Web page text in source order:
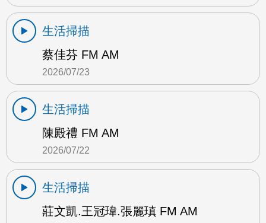
生活掃描
蔡佳芬 FM AM
2026/07/23
生活掃描
陳殿禮 FM AM
2026/07/22
生活掃描
莊文凱.王冠瑋.張麗瑱 FM AM